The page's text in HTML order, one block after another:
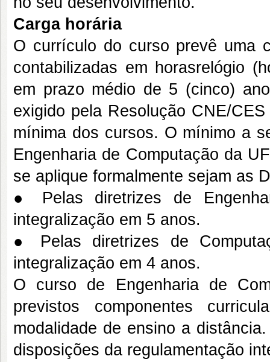
Carga horária
O currículo do curso prevê uma
contabilizadas em horasrelógio
em prazo médio de 5 (cinco)
exigido pela Resolução CNE/
mínima dos cursos. O mínimo a
Engenharia de Computação da
se aplique formalmente sejam as
● Pelas diretrizes de
integralização em 5 anos.
● Pelas diretrizes de
integralização em 4 anos.
O curso de Engenharia de
previstos componentes
modalidade de ensino a
disposições da regulamentação